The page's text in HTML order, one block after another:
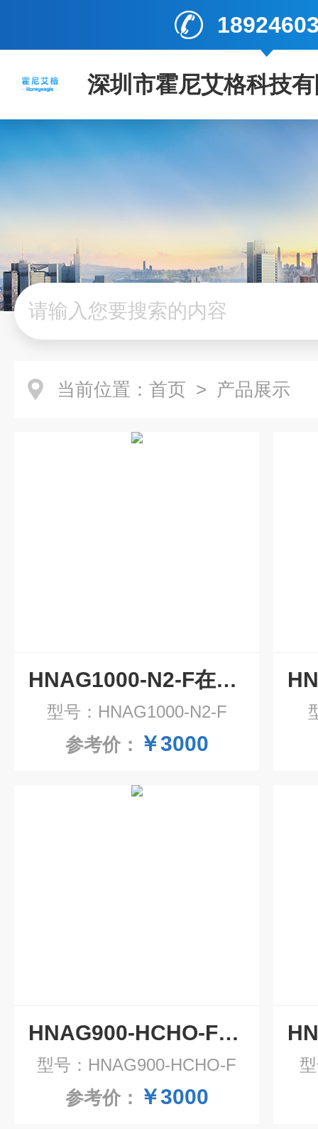
深圳市霍尼艾格科技
当前位置： 首页 > 产品展示
HNAG1000-N2-F在线式氮气气体检测仪
型号：HNAG1000-N2-F
参考价： ￥3000
HNAG900-HCHO-F防爆泵吸式甲醛气体报警器
型号：HNAG900-HCHO-F
参考价： ￥3000